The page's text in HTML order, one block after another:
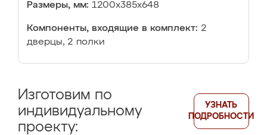
Размеры, мм: 1200x385x648
Компоненты, входящие в комплект: 2
дверцы, 2 полки
Изготовим по
индивидуальному
проекту:
УЗНАТЬ
ПОДРОБНОСТИ